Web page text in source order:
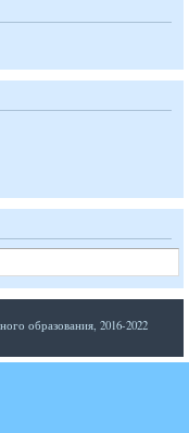
образования, 2016-2022